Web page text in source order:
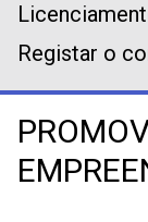
Registar o